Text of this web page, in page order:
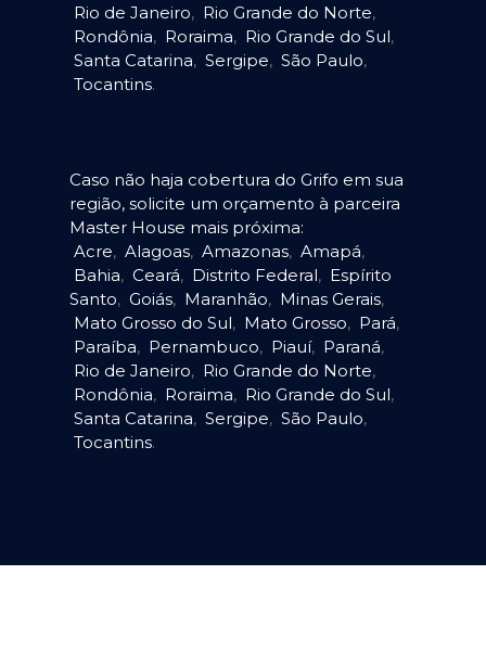
Rio de Janeiro, Rio Grande do Norte,
Rondônia, Roraima, Rio Grande do Sul,
Santa Catarina, Sergipe, São Paulo,
Tocantins.
Caso não haja cobertura do Grifo em sua
região, solicite um orçamento à parceira
Master House mais próxima:
Acre, Alagoas, Amazonas, Amapá,
Bahia, Ceará, Distrito Federal, Espírito
Santo, Goiás, Maranhão, Minas Gerais,
Mato Grosso do Sul, Mato Grosso, Pará,
Paraíba, Pernambuco, Piauí, Paraná,
Rio de Janeiro, Rio Grande do Norte,
Rondônia, Roraima, Rio Grande do Sul,
Santa Catarina, Sergipe, São Paulo,
Tocantins.